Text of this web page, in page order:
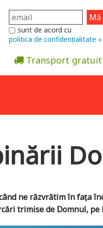
sunt de acord cu
politica de confidențialitate »
Transport
ne răzvrătim în fața
trimise de Domnul,